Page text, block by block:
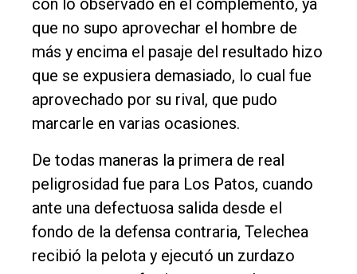
con lo observado en el complemento, ya
que no supo aprovechar el hombre de
más y encima el pasaje del resultado hizo
que se expusiera demasiado, lo cual fue
aprovechado por su rival, que pudo
marcarle en varias ocasiones.
De todas maneras la primera de real
peligrosidad fue para Los Patos, cuando
ante una defectuosa salida desde el
fondo de la defensa contraria, Telechea
recibió la pelota y ejecutó un zurdazo